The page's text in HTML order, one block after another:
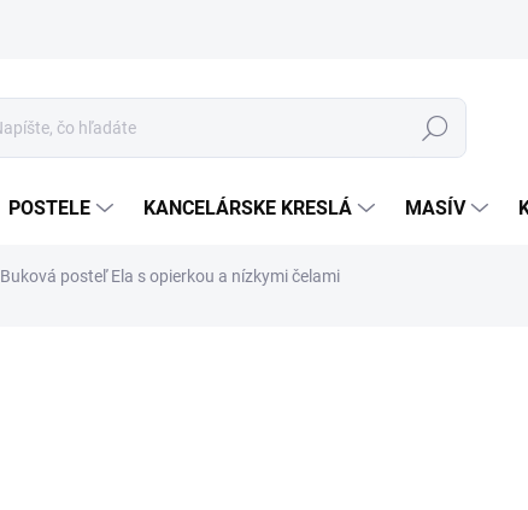
Hľadať
POSTELE KANCELÁRSKE KRESLÁ MASÍV
Buková posteľ Ela s opierkou a nízkymi čelami